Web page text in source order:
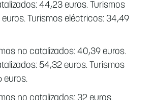
44,23 euros. Turismos
euros. Turismos eléctricos: 34,49
no catalizados: 40,39 euros.
54,32 euros. Turismos
euros.